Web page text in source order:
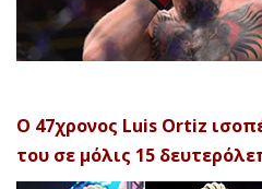
Ο 47χρονος Luis Ortiz
του σε μόλις 15